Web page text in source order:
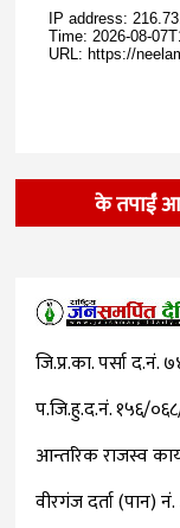
के तपाईं
जि.प्र.का. पर्सा
प.जि.हु.द.नं. १५६/
आन्तरिक राजस्व
वीरगंज दर्ता (पान)